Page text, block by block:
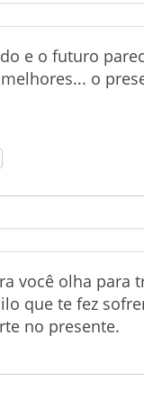
e o futuro
o
você olha para
que te fez
no presente.